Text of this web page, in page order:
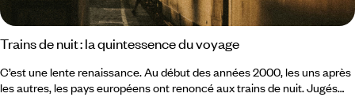
Trains de nuit : la quintessence du voyage
C’est une lente renaissance. Au début des années 2000, les uns après
les autres, les pays européens ont renoncé aux trains de nuit. Jugés